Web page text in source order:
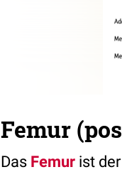
Femur
Das Femur ist